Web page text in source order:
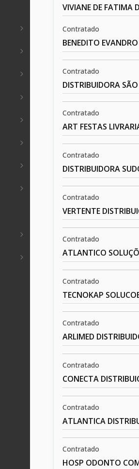
VIVIANE DE FATIMA
Contratado
BENEDITO
Contratado
DISTRIBUIDORA
Contratado
ART FESTAS
Contratado
DISTRIBUIDORA
Contratado
VERTENTE
Contratado
ATLANTICO
Contratado
TECNOKAP
Contratado
ARLIMED
Contratado
CONECTA
Contratado
ATLANTICA
Contratado
HOSP ODONTO